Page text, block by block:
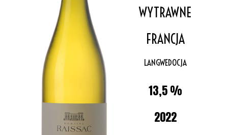
LANGWEDOCJA
WYTRAWNE
2022
FRANCJA
13,5 %